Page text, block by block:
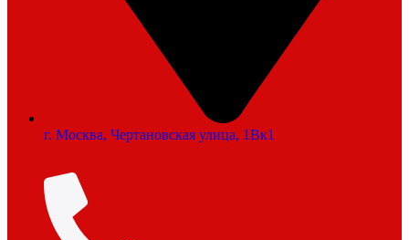
г. Москва, Чертановская улица, 1Вк1